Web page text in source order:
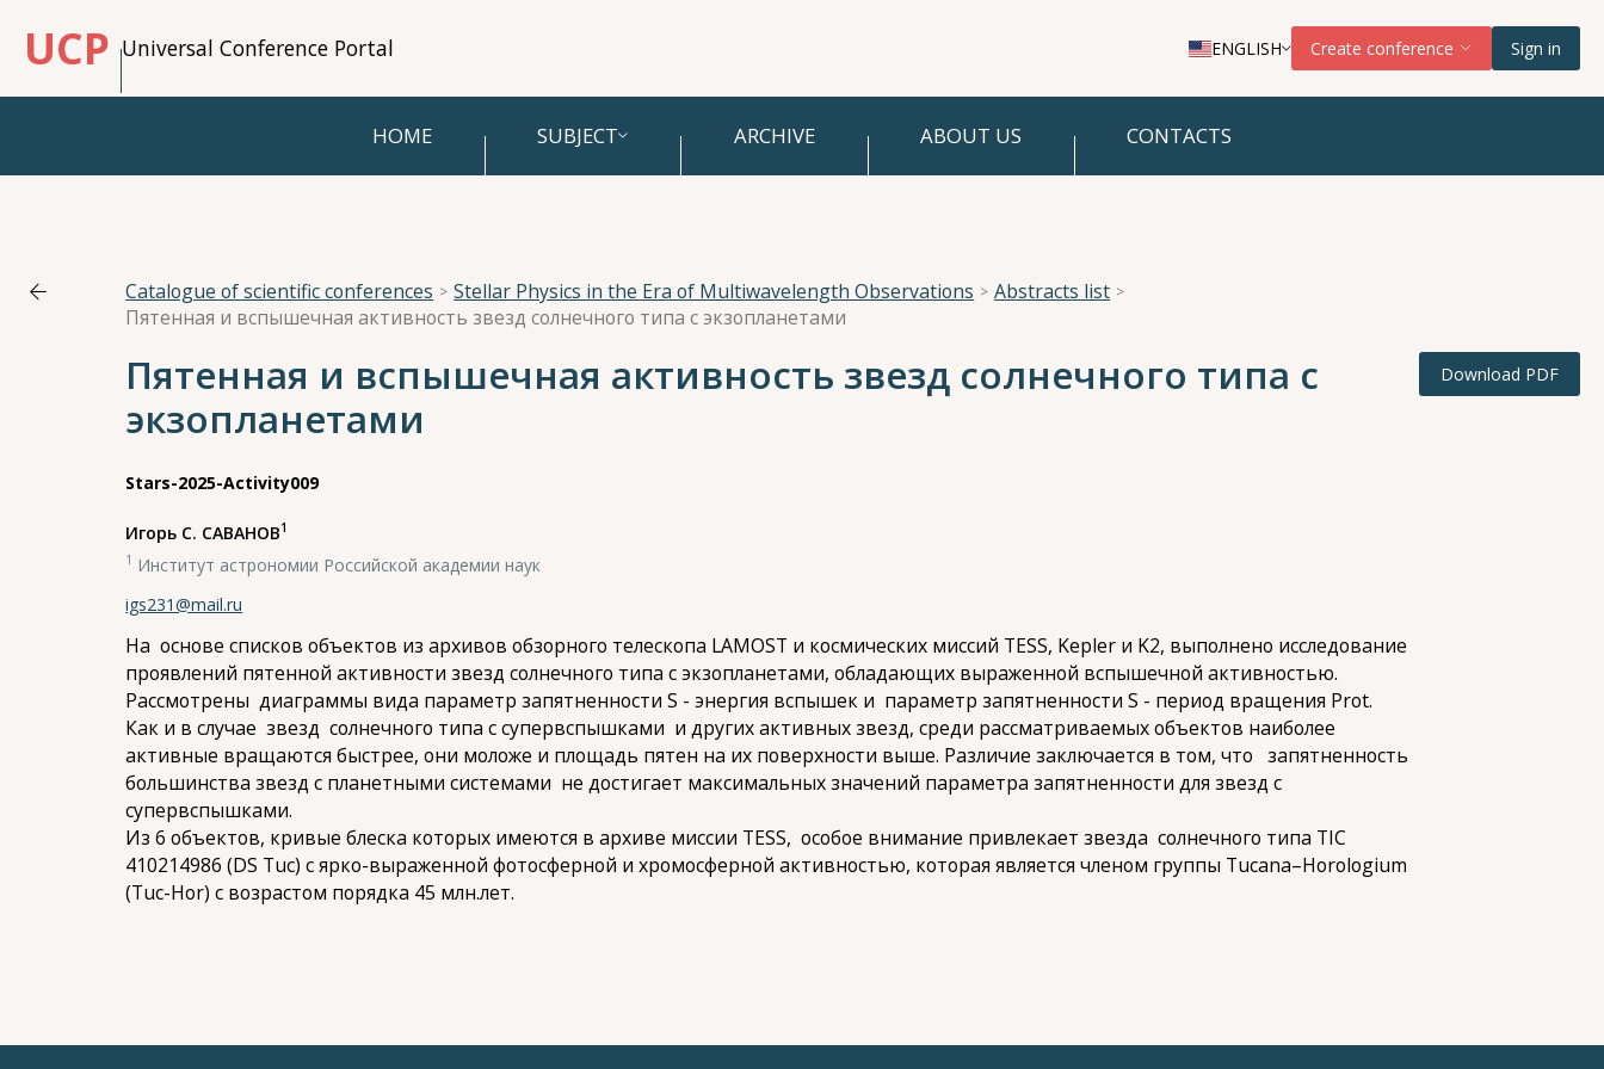
UCP Universal Conference Portal ENGLISH Create conference Sign in
HOME SUBJECT ARCHIVE ABOUT US CONTACTS
Catalogue of scientific conferences Stellar Physics in the Era of Multiwavelength Observations
Abstracts list
Пятенная и вспышечная активность звезд солнечного типа с экзопланетами
Пятенная и вспышечная активность звезд солнечного типа с
экзопланетами
Stars-2025-Activity009
Игорь С. САВАНОВ1
1 Институт астрономии Российской академии наук
igs231@mail.ru
На основе списков объектов из архивов обзорного телескопа LAMOST и космических миссий TESS, Kepler и K2, выполнено исследование
проявлений пятенной активности звезд солнечного типа с экзопланетами, обладающих выраженной вспышечной активностью.
Рассмотрены диаграммы вида параметр запятненности S - энергия вспышек и параметр запятненности S - период вращения Prot.
Как и в случае звезд солнечного типа с супервспышками и других активных звезд, среди рассматриваемых объектов наиболее
активные вращаются быстрее, они моложе и площадь пятен на их поверхности выше. Различие заключается в том, что запятненность
большинства звезд с планетными системами не достигает максимальных значений параметра запятненности для звезд с
супервспышками.
Из 6 объектов, кривые блеска которых имеются в архиве миссии TESS, особое внимание привлекает звезда солнечного типа TIC
410214986 (DS Tuc) с ярко-выраженной фотосферной и хромосферной активностью, которая является членом группы Tucana–Horologium
(Tuc-Hor) с возрастом порядка 45 млн.лет.
Download PDF